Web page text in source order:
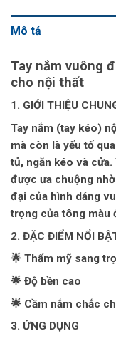
Mô tả
Tay nắm vuông
cho nội thất
1. GIỚI THIỆU
Tay nắm (tay kéo)
mà còn là yếu tố
tủ, ngăn kéo và
được ưa chuộng
đại của hình dáng
trọng của tông màu
2. ĐẶC ĐIỂM NỔI
🌟 Thẩm mỹ sang
🌟 Độ bền cao
🌟 Cầm nắm chắc
3. ỨNG DỤNG